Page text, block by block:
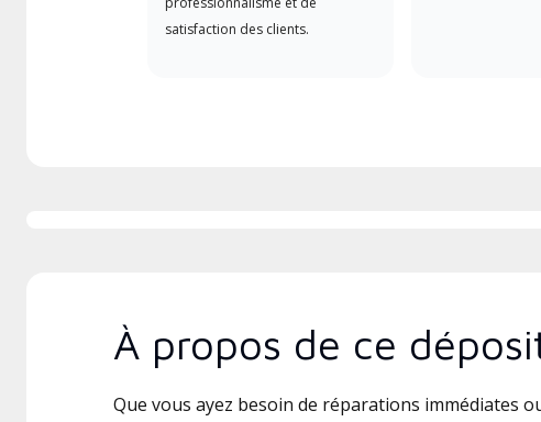
satisfaction des clients.
À propos de ce
Que vous ayez besoin de réparations immédiates